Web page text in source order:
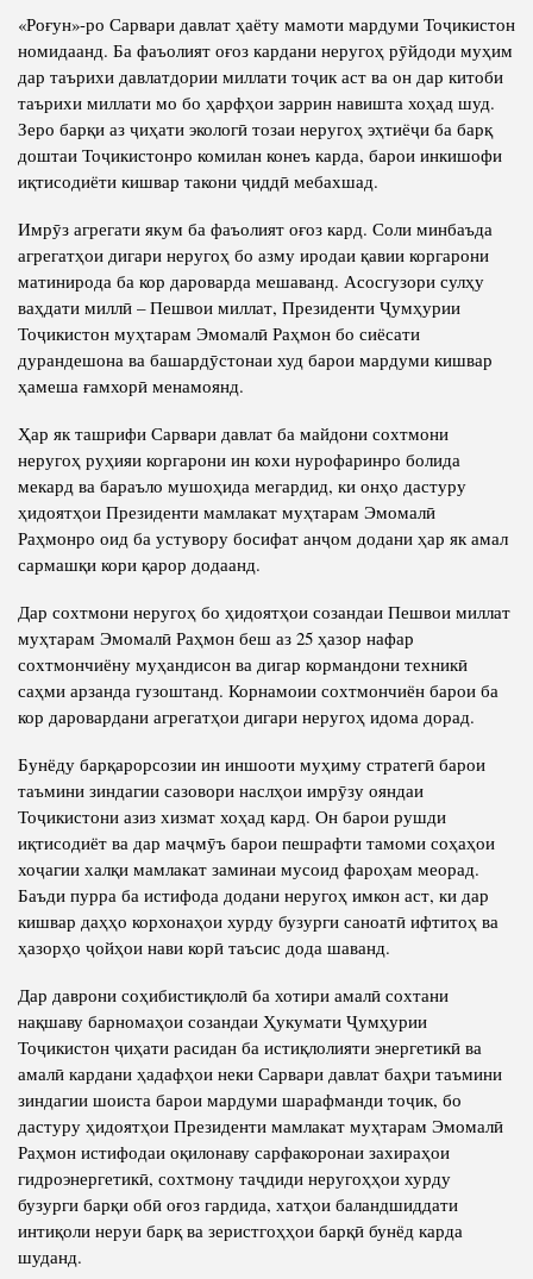
«Роғун»-ро Сарвари давлат ҳаёту мамоти мардуми Тоҷикистон
номидаанд. Ба фаъолият оғоз кардани неругоҳ рӯйдоди муҳим
дар таърихи давлатдории миллати тоҷик аст ва он дар китоби
таърихи миллати мо бо ҳарфҳои заррин навишта хоҳад шуд.
Зеро барқи аз ҷиҳати экологӣ тозаи неругоҳ эҳтиёҷи ба барқ
доштаи Тоҷикистонро комилан конеъ карда, барои инкишофи
иқтисодиёти кишвар такони ҷиддӣ мебахшад.
Имрӯз агрегати якум ба фаъолият оғоз кард. Соли минбаъда
агрегатҳои дигари неругоҳ бо азму иродаи қавии коргарони
матинирода ба кор дароварда мешаванд. Асосгузори сулҳу
ваҳдати миллӣ – Пешвои миллат, Президенти Ҷумҳурии
Тоҷикистон муҳтарам Эмомалӣ Раҳмон бо сиёсати
дурандешона ва башардӯстонаи худ барои мардуми кишвар
ҳамеша ғамхорӣ менамоянд.
Ҳар як ташрифи Сарвари давлат ба майдони сохтмони
неругоҳ руҳияи коргарони ин кохи нурофаринро болида
мекард ва бараъло мушоҳида мегардид, ки онҳо дастуру
ҳидоятҳои Президенти мамлакат муҳтарам Эмомалӣ
Раҳмонро оид ба устувору босифат анҷом додани ҳар як амал
сармашқи кори қарор додаанд.
Дар сохтмони неругоҳ бо ҳидоятҳои созандаи Пешвои миллат
муҳтарам Эмомалӣ Раҳмон беш аз 25 ҳазор нафар
сохтмончиёну муҳандисон ва дигар кормандони техникӣ
саҳми арзанда гузоштанд. Корнамоии сохтмончиён барои ба
кор даровардани агрегатҳои дигари неругоҳ идома дорад.
Бунёду барқарорсозии ин иншооти муҳиму стратегӣ барои
таъмини зиндагии сазовори наслҳои имрӯзу ояндаи
Тоҷикистони азиз хизмат хоҳад кард. Он барои рушди
иқтисодиёт ва дар маҷмӯъ барои пешрафти тамоми соҳаҳои
хоҷагии халқи мамлакат заминаи мусоид фароҳам меорад.
Баъди пурра ба истифода додани неругоҳ имкон аст, ки дар
кишвар даҳҳо корхонаҳои хурду бузурги саноатӣ ифтитоҳ ва
ҳазорҳо ҷойҳои нави корӣ таъсис дода шаванд.
Дар даврони соҳибистиқлолӣ ба хотири амалӣ сохтани
нақшаву барномаҳои созандаи Ҳукумати Ҷумҳурии
Тоҷикистон ҷиҳати расидан ба истиқлолияти энергетикӣ ва
амалӣ кардани ҳадафҳои неки Сарвари давлат баҳри таъмини
зиндагии шоиста барои мардуми шарафманди тоҷик, бо
дастуру ҳидоятҳои Президенти мамлакат муҳтарам Эмомалӣ
Раҳмон истифодаи оқилонаву сарфакоронаи захираҳои
гидроэнергетикӣ, сохтмону таҷдиди неругоҳҳои хурду
бузурги барқи обӣ оғоз гардида, хатҳои баландшиддати
интиқоли неруи барқ ва зеристгоҳҳои барқӣ бунёд карда
шуданд.